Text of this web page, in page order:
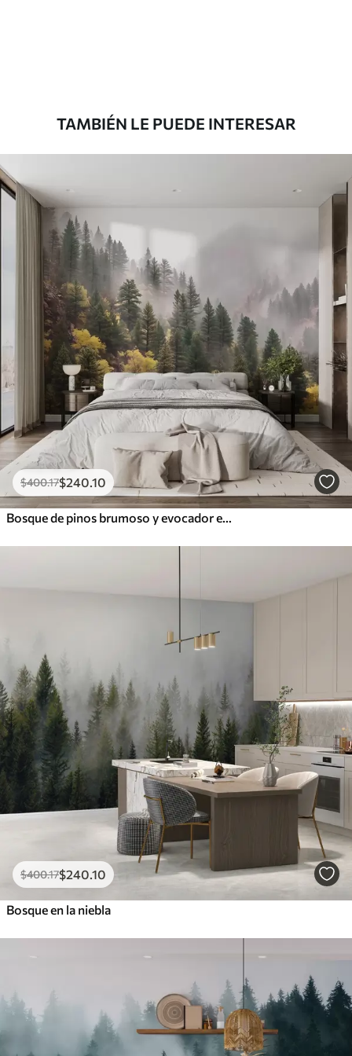
Vinilo Premium
1266.67$760.00/m²
Peel and Stick
.33$920 .00/m²
TAMBIÉN LE PUEDE INTERESAR
$400.17$240 .10
$400.17$240 .10
Bosque en la niebla